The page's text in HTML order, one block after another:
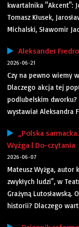
kwartalnika "Akcent":
Tomasz Kłusek,
Michalski, Sławomir
Aleksander
2026-06-21
Czy na pewno wiemy
Dlaczego akcja tej
podlubelskim
wystawiał Aleksandra
„Polska
Wyżga | Do-czytania
2026-06-07
Mateusz Wyżga, autor
zwykłych ludzi”, w
Grażyną
historii? Dlaczego